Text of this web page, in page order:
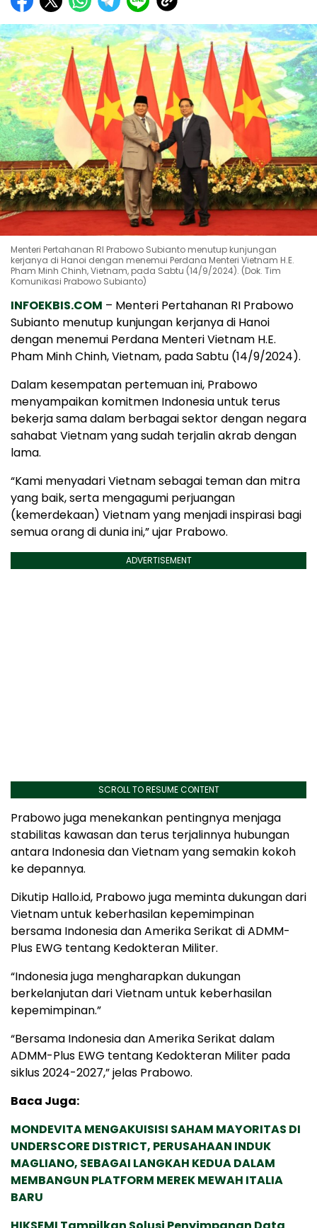
Menteri Pertahanan RI Prabowo Subianto menutup kunjungan
kerjanya di Hanoi dengan menemui Perdana Menteri Vietnam H.E.
Pham Minh Chinh, Vietnam, pada Sabtu (14/9/2024). (Dok. Tim
Komunikasi Prabowo Subianto)
INFOEKBIS.COM – Menteri Pertahanan RI Prabowo
Subianto menutup kunjungan kerjanya di Hanoi
dengan menemui Perdana Menteri Vietnam H.E.
Pham Minh Chinh, Vietnam, pada Sabtu (14/9/2024).
Dalam kesempatan pertemuan ini, Prabowo
menyampaikan komitmen Indonesia untuk terus
bekerja sama dalam berbagai sektor dengan negara
sahabat Vietnam yang sudah terjalin akrab dengan
lama.
“Kami menyadari Vietnam sebagai teman dan mitra
yang baik, serta mengagumi perjuangan
(kemerdekaan) Vietnam yang menjadi inspirasi bagi
semua orang di dunia ini,” ujar Prabowo.
ADVERTISEMENT
SCROLL TO RESUME CONTENT
Prabowo juga menekankan pentingnya menjaga
stabilitas kawasan dan terus terjalinnya hubungan
antara Indonesia dan Vietnam yang semakin kokoh
ke depannya.
Dikutip Hallo.id, Prabowo juga meminta dukungan dari
Vietnam untuk keberhasilan kepemimpinan
bersama Indonesia dan Amerika Serikat di ADMM-
Plus EWG tentang Kedokteran Militer.
“Indonesia juga mengharapkan dukungan
berkelanjutan dari Vietnam untuk keberhasilan
kepemimpinan.”
“Bersama Indonesia dan Amerika Serikat dalam
ADMM-Plus EWG tentang Kedokteran Militer pada
siklus 2024-2027,” jelas Prabowo.
Baca Juga:
MONDEVITA MENGAKUISISI SAHAM MAYORITAS DI
UNDERSCORE DISTRICT, PERUSAHAAN INDUK
MAGLIANO, SEBAGAI LANGKAH KEDUA DALAM
MEMBANGUN PLATFORM MEREK MEWAH ITALIA
BARU